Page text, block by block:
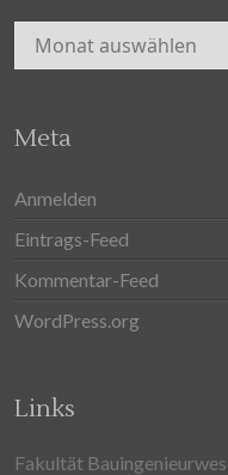
Archiv
Meta
Anmelden
Eintrags-Feed
Kommentar-Feed
WordPress.org
Links
Fakultät